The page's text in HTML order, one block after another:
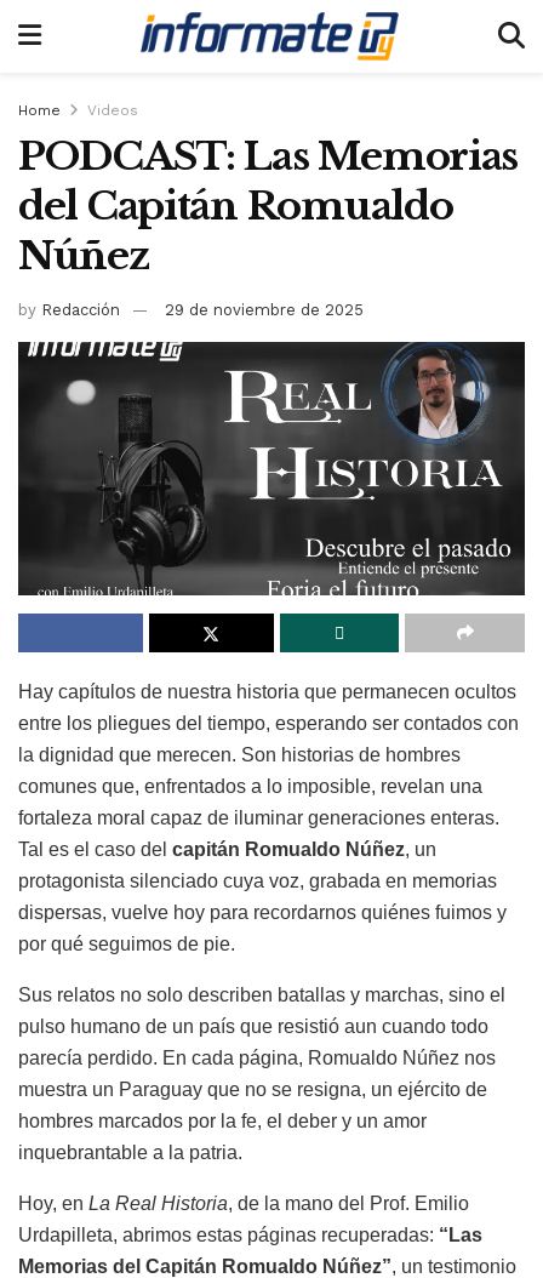
Home Videos
PODCAST: Las Memorias
del Capitán Romualdo
Núñez
by Redacción 29 de noviembre de 2025
Hay capítulos de nuestra historia que permanecen ocultos
entre los pliegues del tiempo, esperando ser contados con
la dignidad que merecen. Son historias de hombres
comunes que, enfrentados a lo imposible, revelan una
fortaleza moral capaz de iluminar generaciones enteras.
Tal es el caso del capitán Romualdo Núñez, un
protagonista silenciado cuya voz, grabada en memorias
dispersas, vuelve hoy para recordarnos quiénes fuimos y
por qué seguimos de pie.
Sus relatos no solo describen batallas y marchas, sino el
pulso humano de un país que resistió aun cuando todo
parecía perdido. En cada página, Romualdo Núñez nos
muestra un Paraguay que no se resigna, un ejército de
hombres marcados por la fe, el deber y un amor
inquebrantable a la patria.
Hoy, en La Real Historia, de la mano del Prof. Emilio
Urdapilleta, abrimos estas páginas recuperadas: “Las
Memorias del Capitán Romualdo Núñez”, un testimonio